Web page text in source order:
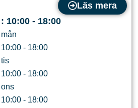
Läs mera
: 10:00 - 18:00
mån
10:00 - 18:00
tis
10:00 - 18:00
ons
10:00 - 18:00